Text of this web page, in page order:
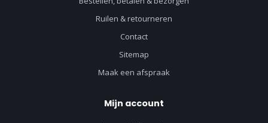
Ruilen & retourneren
Contact
Sitemap
Maak een afspraak
Mijn account